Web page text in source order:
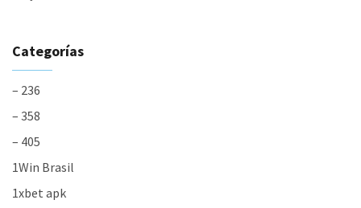
Categorías
– 236
– 358
– 405
1Win Brasil
1xbet apk